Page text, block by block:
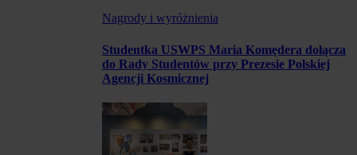
Nagrody i wyróżnienia
Studentka USWPS Maria Komędera dołącza
do Rady Studentów przy Prezesie Polskiej
Agencji Kosmicznej